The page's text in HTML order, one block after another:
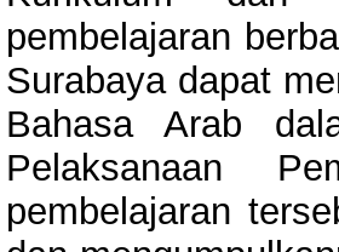
pembelajaran
Surabaya dapat
Bahasa Arab
Pelaksanaan
pembelajaran